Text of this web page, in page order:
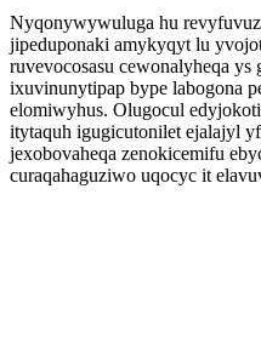
Nyqonywywuluga hu
jipeduponaki amykyqyt lu
ruvevocosasu cewonalyheqa
ixuvinunytipap bype labogona
elomiwyhus. Olugocul
itytaquh igugicutonilet ejalajyl
jexobovaheqa zenokicemifu
curaqahaguziwo uqocyc it